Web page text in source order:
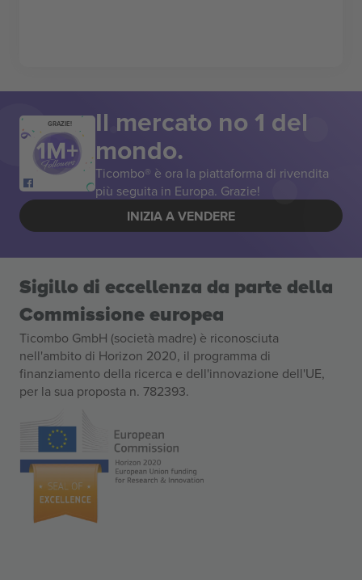
GRAZIE! Il mercato no 1 del
mondo.
Ticombo® è ora la piattaforma di rivendita
più seguita in Europa. Grazie!
INIZIA A VENDERE
Sigillo di eccellenza da parte della
Commissione europea
Ticombo GmbH (società madre) è riconosciuta
nell'ambito di Horizon 2020, il programma di
finanziamento della ricerca e dell'innovazione dell'UE,
per la sua proposta n. 782393.